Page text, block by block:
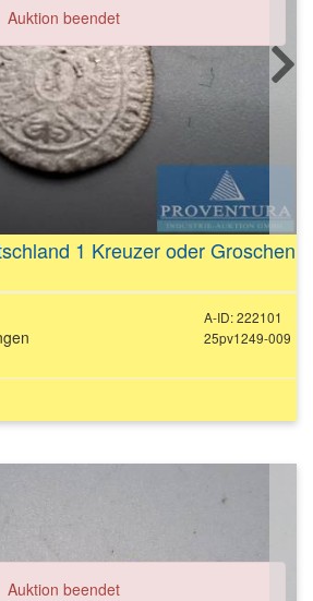
Auktion beendet
1 Kreuzer oder Groschen
A-ID: 222101
25pv1249-009
Auktion beendet